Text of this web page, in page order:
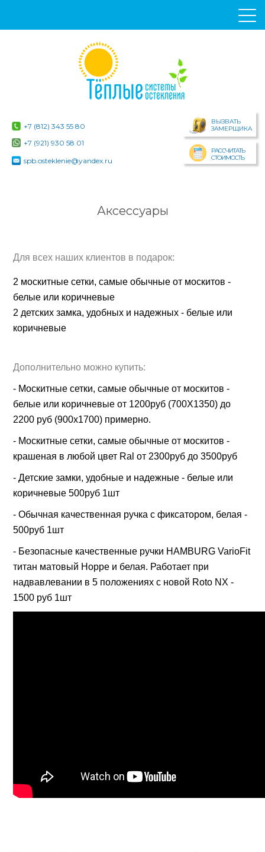
+7 (812) 343 55 80
+7 (921) 930 58 01
spb.osteklenie@yandex.ru
ВЫЗВАТЬ
ЗАМЕРЩИКА
РАССЧИТАТЬ
СТОИМОСТЬ
Аксессуары
Для всех наших клиентов в подарок:
2 москитные сетки, самые обычные от москитов -
белые или коричневые
2 детских замка, удобных и надежных - белые или
коричневые
Дополнительно можно купить:
- Москитные сетки, самые обычные от москитов -
белые или коричневые от 1200руб (700Х1350) до
2200 руб (900х1700) примерно.
- Москитные сетки, самые обычные от москитов -
крашеная в любой цвет Ral от 2300руб до 3500руб
- Детские замки, удобные и надежные - белые или
коричневые 500руб 1шт
- Обычная качественная ручка с фиксатором, белая -
500руб 1шт
- Безопасные качественные ручки HAMBURG VarioFit
титан матовый Hoppe и белая. Работает при
надвавлевании в 5 положениях с новой Roto NX -
1500 руб 1шт